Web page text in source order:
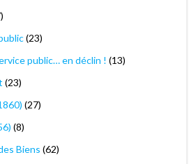
(23)
public… en déclin ! (13)
(23)
(27)
(8)
Biens (62)